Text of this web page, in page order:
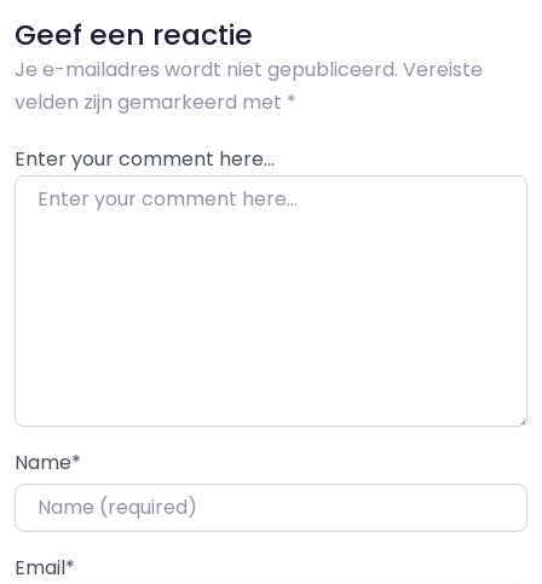
Geef een reactie
Je e-mailadres wordt niet gepubliceerd. Vereiste
velden zijn gemarkeerd met *
Enter your comment here…
Name*
Email*